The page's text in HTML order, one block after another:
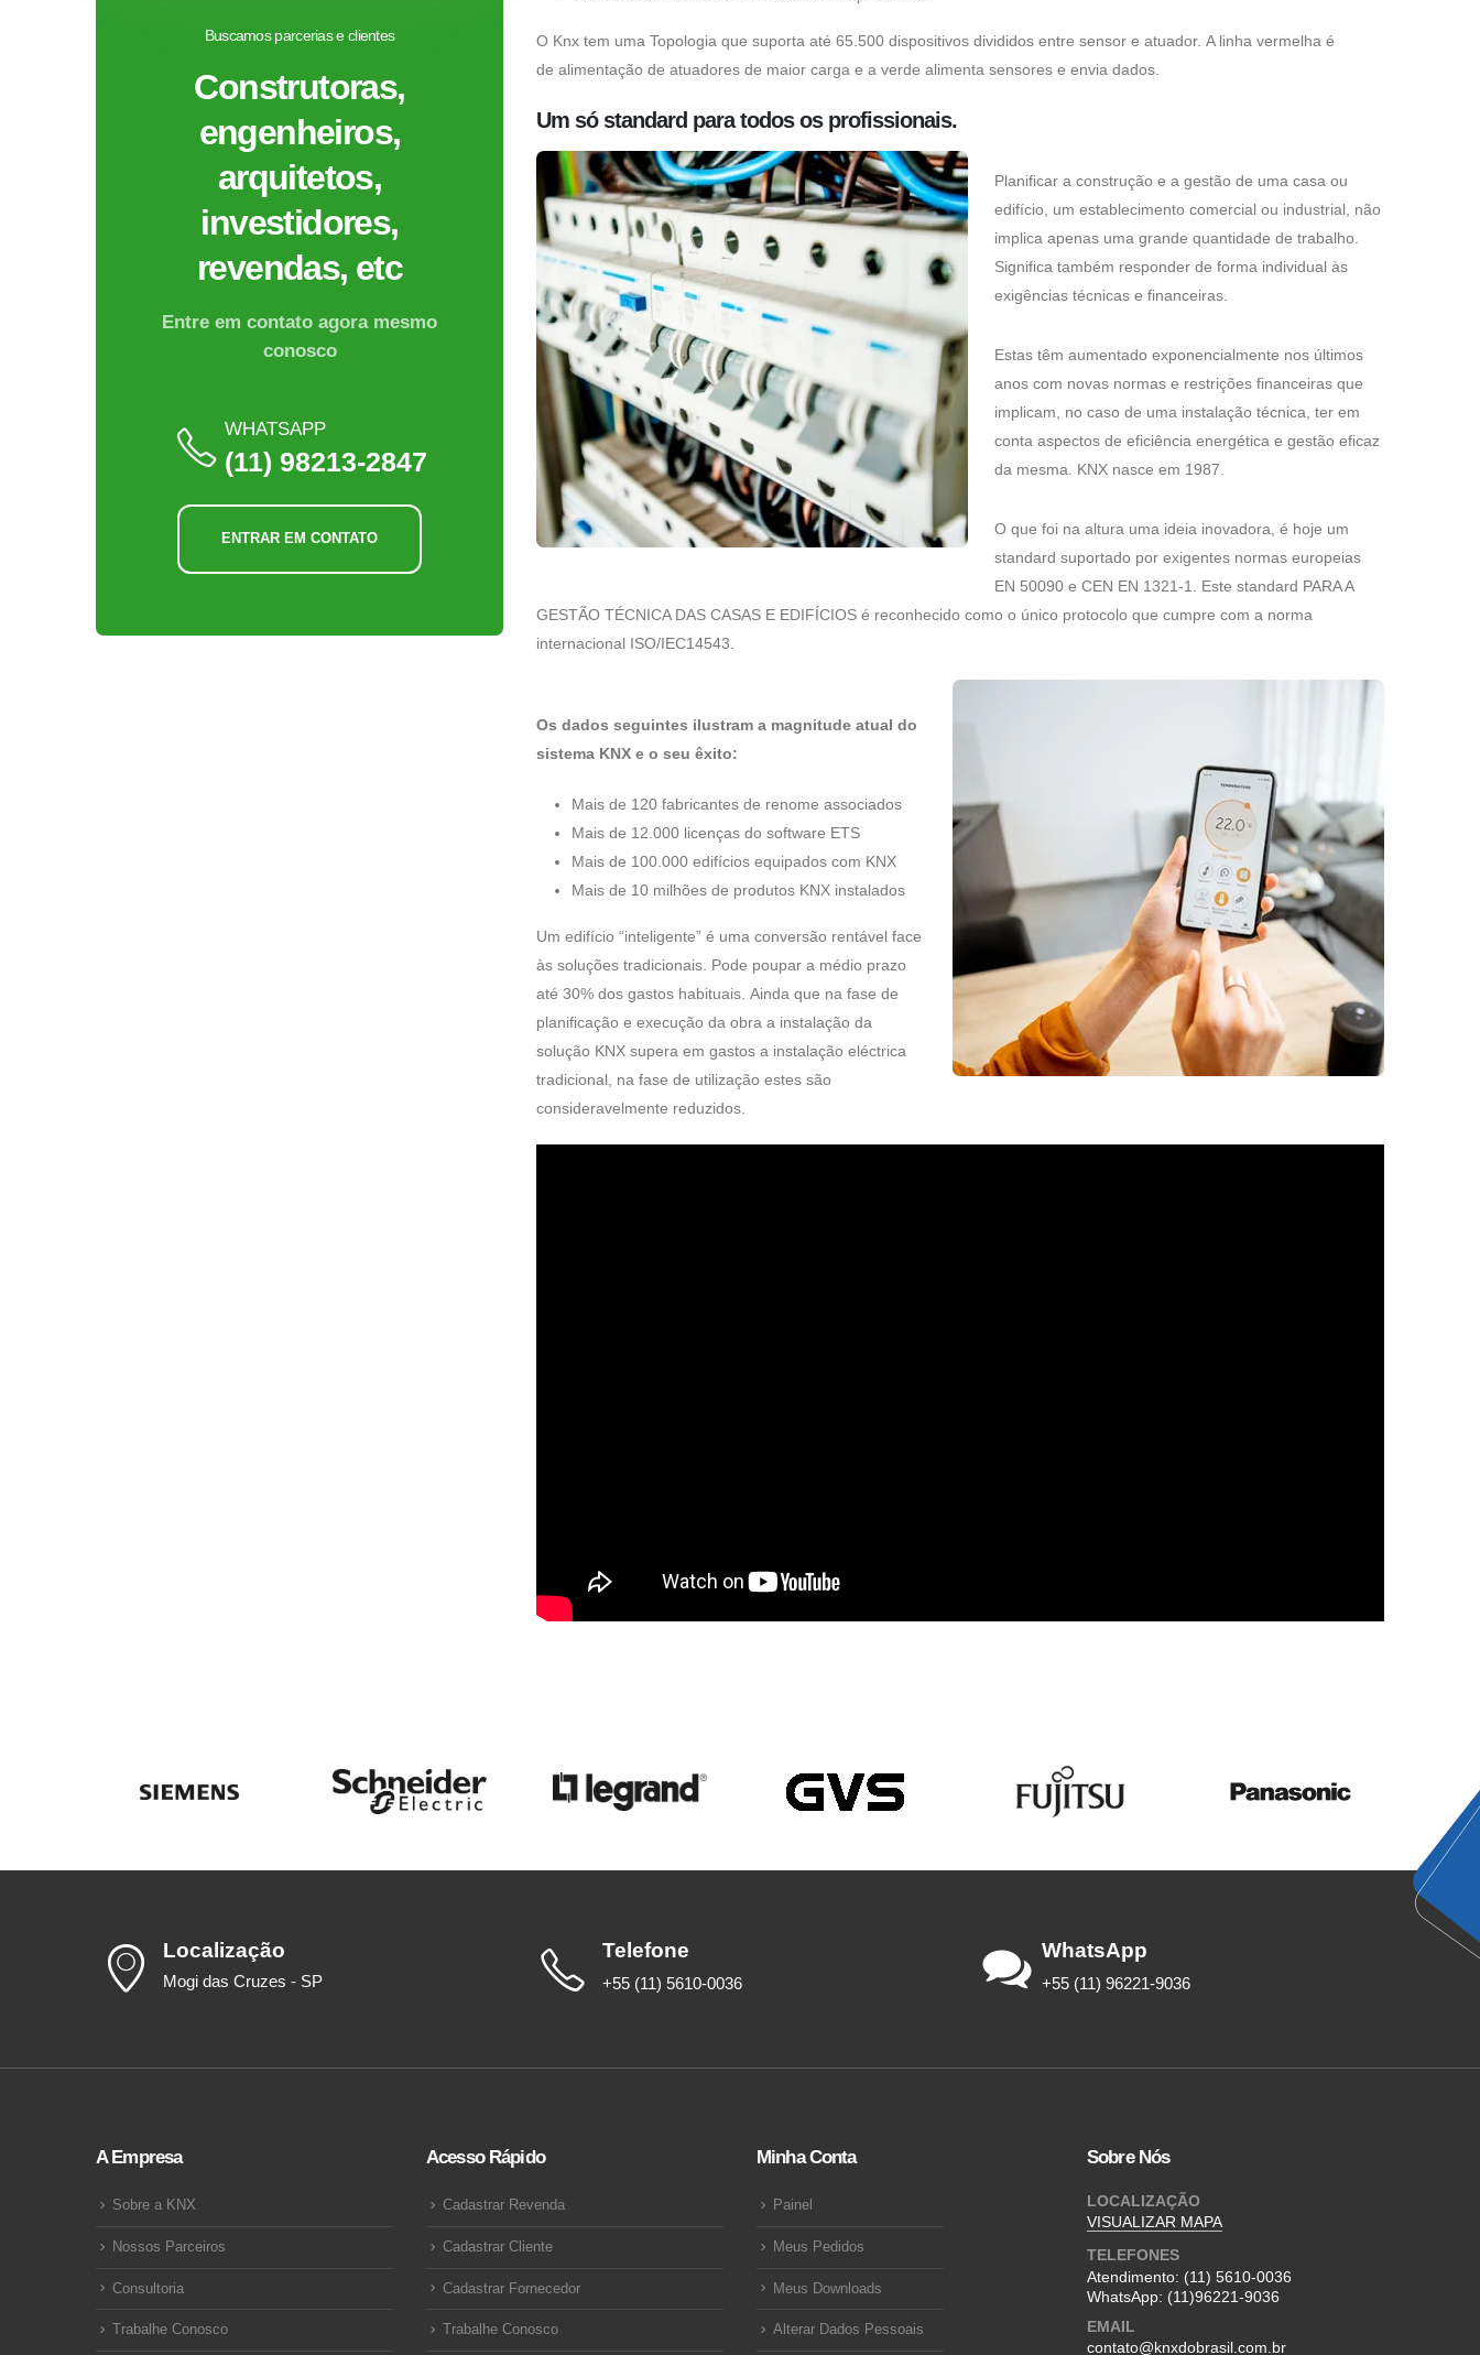
O Knx tem uma Topologia que suporta até 65.500 dispositivos divididos entre sensor e atuador. A linha vermelha é
de alimentação de atuadores de maior carga e a verde alimenta sensores e envia dados.
Um só standard para todos os profissionais.
Planificar a construção e a gestão de uma casa ou
edifício, um establecimento comercial ou industrial, não
implica apenas uma grande quantidade de trabalho.
Significa também responder de forma individual às
exigências técnicas e financeiras.
Estas têm aumentado exponencialmente nos últimos
anos com novas normas e restrições financeiras que
implicam, no caso de uma instalação técnica, ter em
conta aspectos de eficiência energética e gestão eficaz
da mesma. KNX nasce em 1987.
O que foi na altura uma ideia inovadora, é hoje um
standard suportado por exigentes normas europeias
EN 50090 e CEN EN 1321-1. Este standard PARA A
GESTÃO TÉCNICA DAS CASAS E EDIFÍCIOS é reconhecido como o único protocolo que cumpre com a norma
internacional ISO/IEC14543.
Os dados seguintes ilustram a magnitude atual do
sistema KNX e o seu êxito:
Mais de 120 fabricantes de renome associados
Mais de 12.000 licenças do software ETS
Mais de 100.000 edifícios equipados com KNX
Mais de 10 milhões de produtos KNX instalados
Um edifício “inteligente” é uma conversão rentável face
às soluções tradicionais. Pode poupar a médio prazo
até 30% dos gastos habituais. Ainda que na fase de
planificação e execução da obra a instalação da
solução KNX supera em gastos a instalação eléctrica
tradicional, na fase de utilização estes são
consideravelmente reduzidos.
Buscamos parcerias e clientes
Construtoras,
engenheiros,
arquitetos,
investidores,
revendas, etc
Entre em contato agora mesmo
conosco
WHATSAPP
(11) 98213-2847
ENTRAR EM CONTATO
Localização
Mogi das Cruzes - SP
Telefone
+55 (11) 5610-0036
WhatsApp
+55 (11) 96221-9036
A Empresa
Sobre a KNX
Nossos Parceiros
Consultoria
Trabalhe Conosco
Acesso Rápido
Cadastrar Revenda
Cadastrar Cliente
Cadastrar Fornecedor
Trabalhe Conosco
Minha Conta
Painel
Meus Pedidos
Meus Downloads
Alterar Dados Pessoais
Sobre Nós
LOCALIZAÇÃO
VISUALIZAR MAPA
TELEFONES
Atendimento: (11) 5610-0036
WhatsApp: (11)96221-9036
EMAIL
contato@knxdobrasil.com.br